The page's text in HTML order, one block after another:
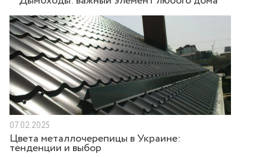
07.02.2025
Цвета металлочерепицы в Украине:
тенденции и выбор